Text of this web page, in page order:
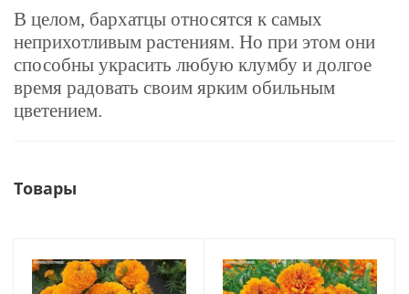
В целом, бархатцы относятся к самых
неприхотливым растениям. Но при этом они
способны украсить любую клумбу и долгое
время радовать своим ярким обильным
цветением.
Товары